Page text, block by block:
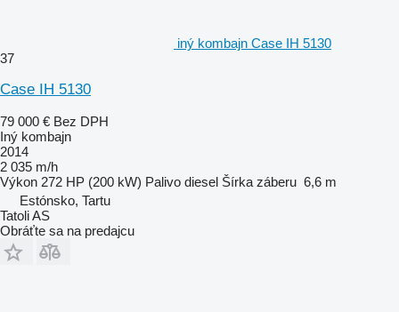
iný kombajn Case IH 5130
37
Case IH 5130
79 000 € Bez DPH
Iný kombajn
2014
2 035 m/h
Výkon 272 HP (200 kW) Palivo diesel Šírka záberu 6,6 m
Estónsko, Tartu
Tatoli AS
Obráťte sa na predajcu